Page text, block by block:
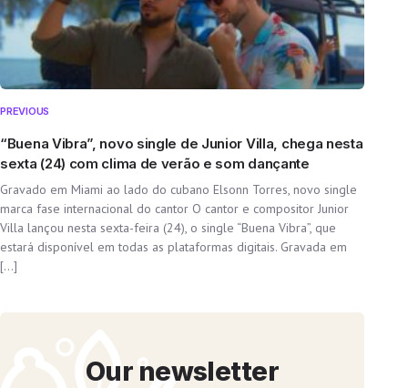
PREVIOUS
“Buena Vibra”, novo single de Junior Villa, chega nesta
sexta (24) com clima de verão e som dançante
Gravado em Miami ao lado do cubano Elsonn Torres, novo single
marca fase internacional do cantor O cantor e compositor Junior
Villa lançou nesta sexta-feira (24), o single “Buena Vibra”, que
estará disponível em todas as plataformas digitais. Gravada em
[…]
Our newsletter